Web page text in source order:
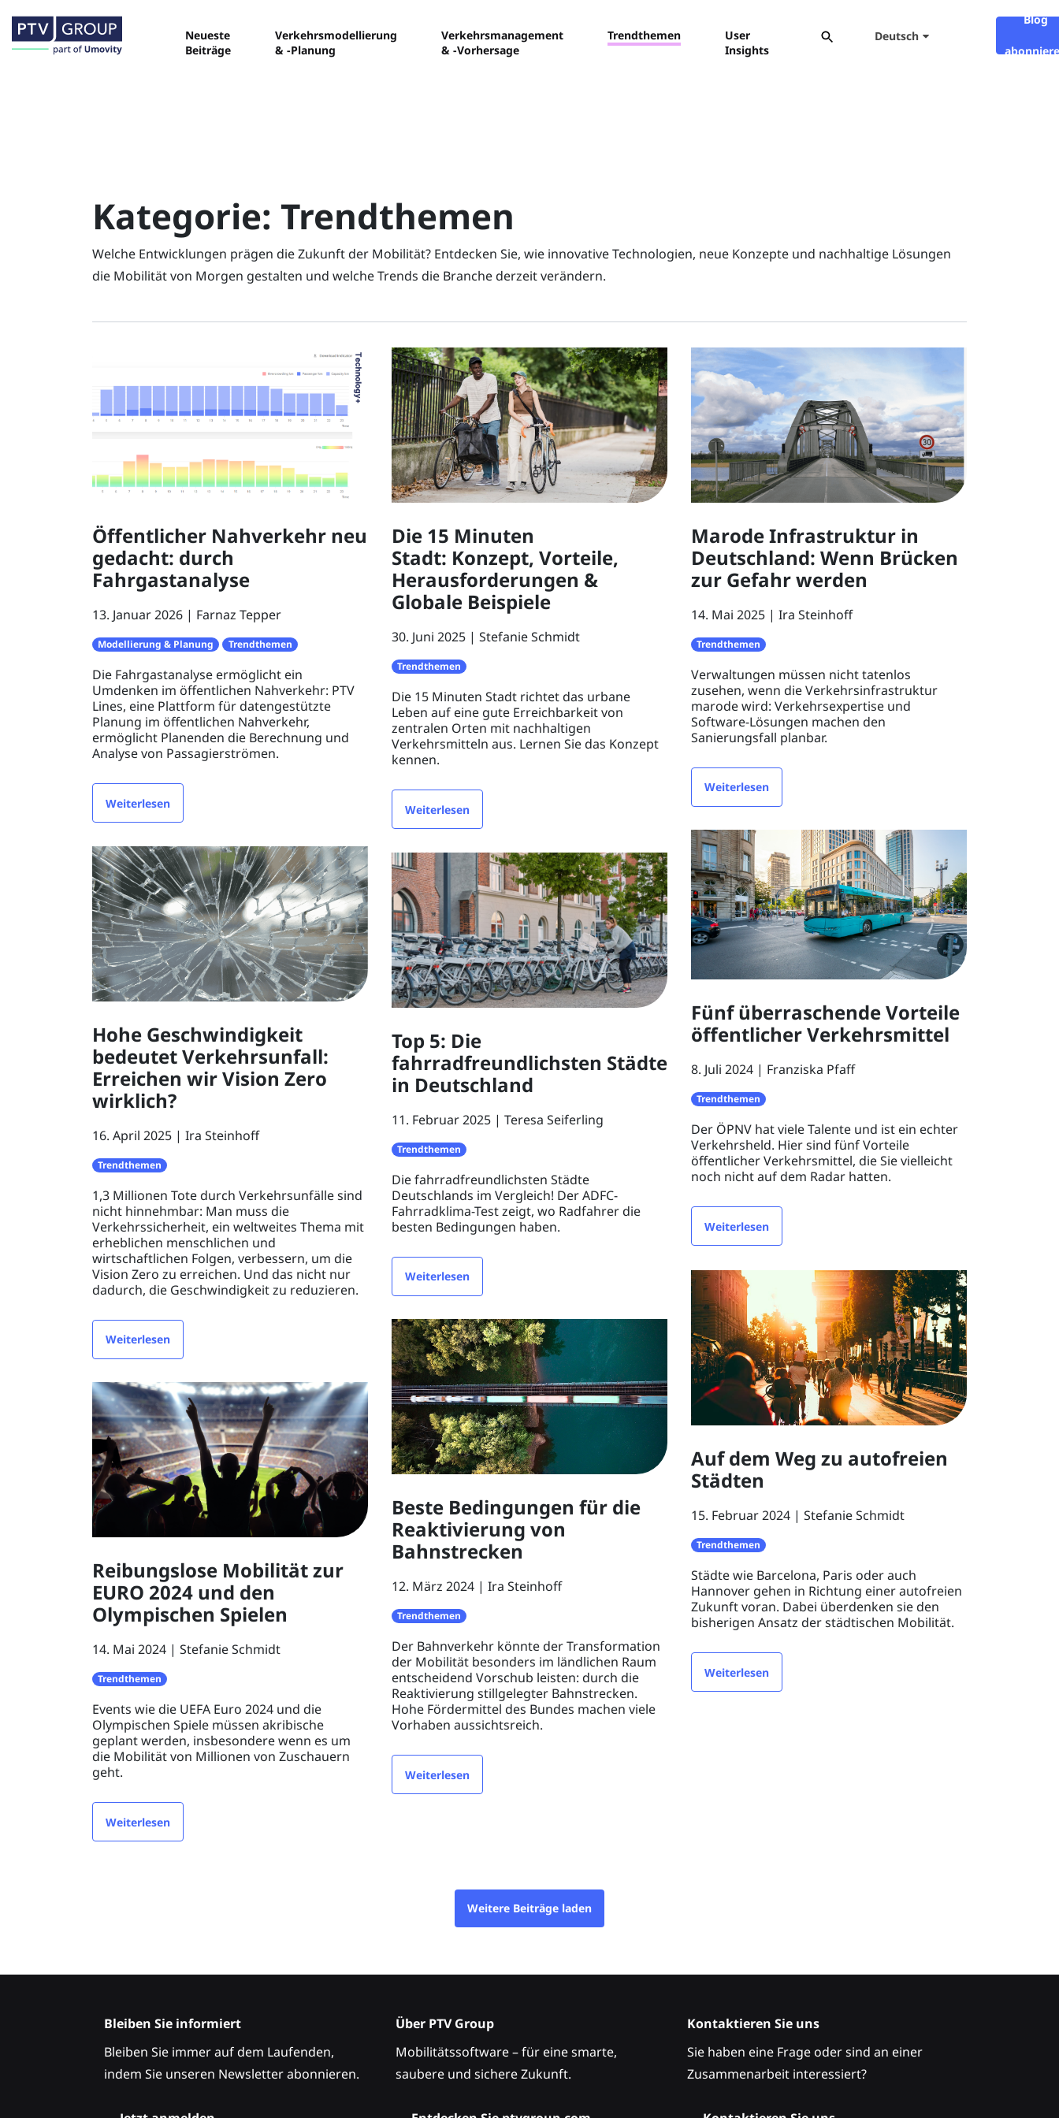
Neueste
Beiträge
Verkehrsmodellierung
& -Planung
Verkehrsmanagement
& -Vorhersage
Trendthemen
User
Insights
Deutsch
Blog
Kategorie: Trendthemen
Welche Entwicklungen prägen die Zukunft der Mobilität? Entdecken Sie, wie innovative Technologien, neue Konzepte und nachhaltige Lösungen
die Mobilität von Morgen gestalten und welche Trends die Branche derzeit verändern.
Öffentlicher Nahverkehr neu
gedacht: durch
Fahrgastanalyse
13. Januar 2026 Farnaz Tepper
Modellierung & Planung Trendthemen
Die Fahrgastanalyse ermöglicht ein
Umdenken im öffentlichen Nahverkehr: PTV
Lines, eine Plattform für datengestützte
Planung im öffentlichen Nahverkehr,
ermöglicht Planenden die Berechnung und
Analyse von Passagierströmen.
Weiterlesen
Die 15 Minuten
Stadt: Konzept, Vorteile,
Herausforderungen &
Globale Beispiele
30. Juni 2025 Stefanie Schmidt
Trendthemen
Die 15 Minuten Stadt richtet das urbane
Leben auf eine gute Erreichbarkeit von
zentralen Orten mit nachhaltigen
Verkehrsmitteln aus. Lernen Sie das Konzept
kennen.
Weiterlesen
Marode Infrastruktur in
Deutschland: Wenn Brücken
zur Gefahr werden
14. Mai 2025 Ira Steinhoff
Trendthemen
Verwaltungen müssen nicht tatenlos
zusehen, wenn die Verkehrsinfrastruktur
marode wird: Verkehrsexpertise und
Software-Lösungen machen den
Sanierungsfall planbar.
Weiterlesen
Hohe Geschwindigkeit
bedeutet Verkehrsunfall:
Erreichen wir Vision Zero
wirklich?
16. April 2025 Ira Steinhoff
Trendthemen
1,3 Millionen Tote durch Verkehrsunfälle sind
nicht hinnehmbar: Man muss die
Verkehrssicherheit, ein weltweites Thema mit
erheblichen menschlichen und
wirtschaftlichen Folgen, verbessern, um die
Vision Zero zu erreichen. Und das nicht nur
dadurch, die Geschwindigkeit zu reduzieren.
Weiterlesen
Top 5: Die
fahrradfreundlichsten Städte
in Deutschland
11. Februar 2025 Teresa Seiferling
Trendthemen
Die fahrradfreundlichsten Städte
Deutschlands im Vergleich! Der ADFC-
Fahrradklima-Test zeigt, wo Radfahrer die
besten Bedingungen haben.
Weiterlesen
Fünf überraschende Vorteile
öffentlicher Verkehrsmittel
8. Juli 2024 Franziska Pfaff
Trendthemen
Der ÖPNV hat viele Talente und ist ein echter
Verkehrsheld. Hier sind fünf Vorteile
öffentlicher Verkehrsmittel, die Sie vielleicht
noch nicht auf dem Radar hatten.
Weiterlesen
Reibungslose Mobilität zur
EURO 2024 und den
Olympischen Spielen
14. Mai 2024 Stefanie Schmidt
Trendthemen
Events wie die UEFA Euro 2024 und die
Olympischen Spiele müssen akribische
geplant werden, insbesondere wenn es um
die Mobilität von Millionen von Zuschauern
geht.
Weiterlesen
Beste Bedingungen für die
Reaktivierung von
Bahnstrecken
12. März 2024 Ira Steinhoff
Trendthemen
Der Bahnverkehr könnte der Transformation
der Mobilität besonders im ländlichen Raum
entscheidend Vorschub leisten: durch die
Reaktivierung stillgelegter Bahnstrecken.
Hohe Fördermittel des Bundes machen viele
Vorhaben aussichtsreich.
Weiterlesen
Auf dem Weg zu autofreien
Städten
15. Februar 2024 Stefanie Schmidt
Trendthemen
Städte wie Barcelona, Paris oder auch
Hannover gehen in Richtung einer autofreien
Zukunft voran. Dabei überdenken sie den
bisherigen Ansatz der städtischen Mobilität.
Weiterlesen
Weitere Beiträge laden
Bleiben Sie informiert
Bleiben Sie immer auf dem Laufenden,
indem Sie unseren Newsletter abonnieren.
Über PTV Group
Mobilitätssoftware – für eine smarte,
saubere und sichere Zukunft.
Kontaktieren Sie uns
Sie haben eine Frage oder sind an einer
Zusammenarbeit interessiert?